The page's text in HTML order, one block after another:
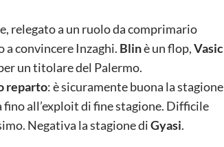
relegato a un ruolo da comprimario
convincere Inzaghi. Blinè un flop,Vasic
un titolare del Palermo.
reparto: è sicuramente buona la stagione
fino all’exploit di fine stagione. Difficile
Negativa la stagione diGyasi.